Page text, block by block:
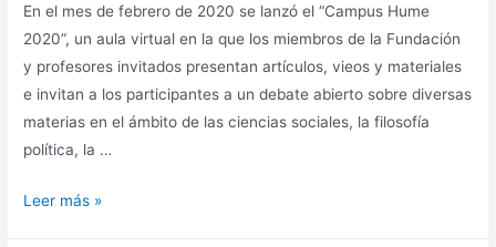
En el mes de febrero de 2020 se lanzó el “Campus Hume
2020”, un aula virtual en la que los miembros de la Fundación
y profesores invitados presentan artículos, vieos y materiales
e invitan a los participantes a un debate abierto sobre diversas
materias en el ámbito de las ciencias sociales, la filosofía
política, la …
Leer más »